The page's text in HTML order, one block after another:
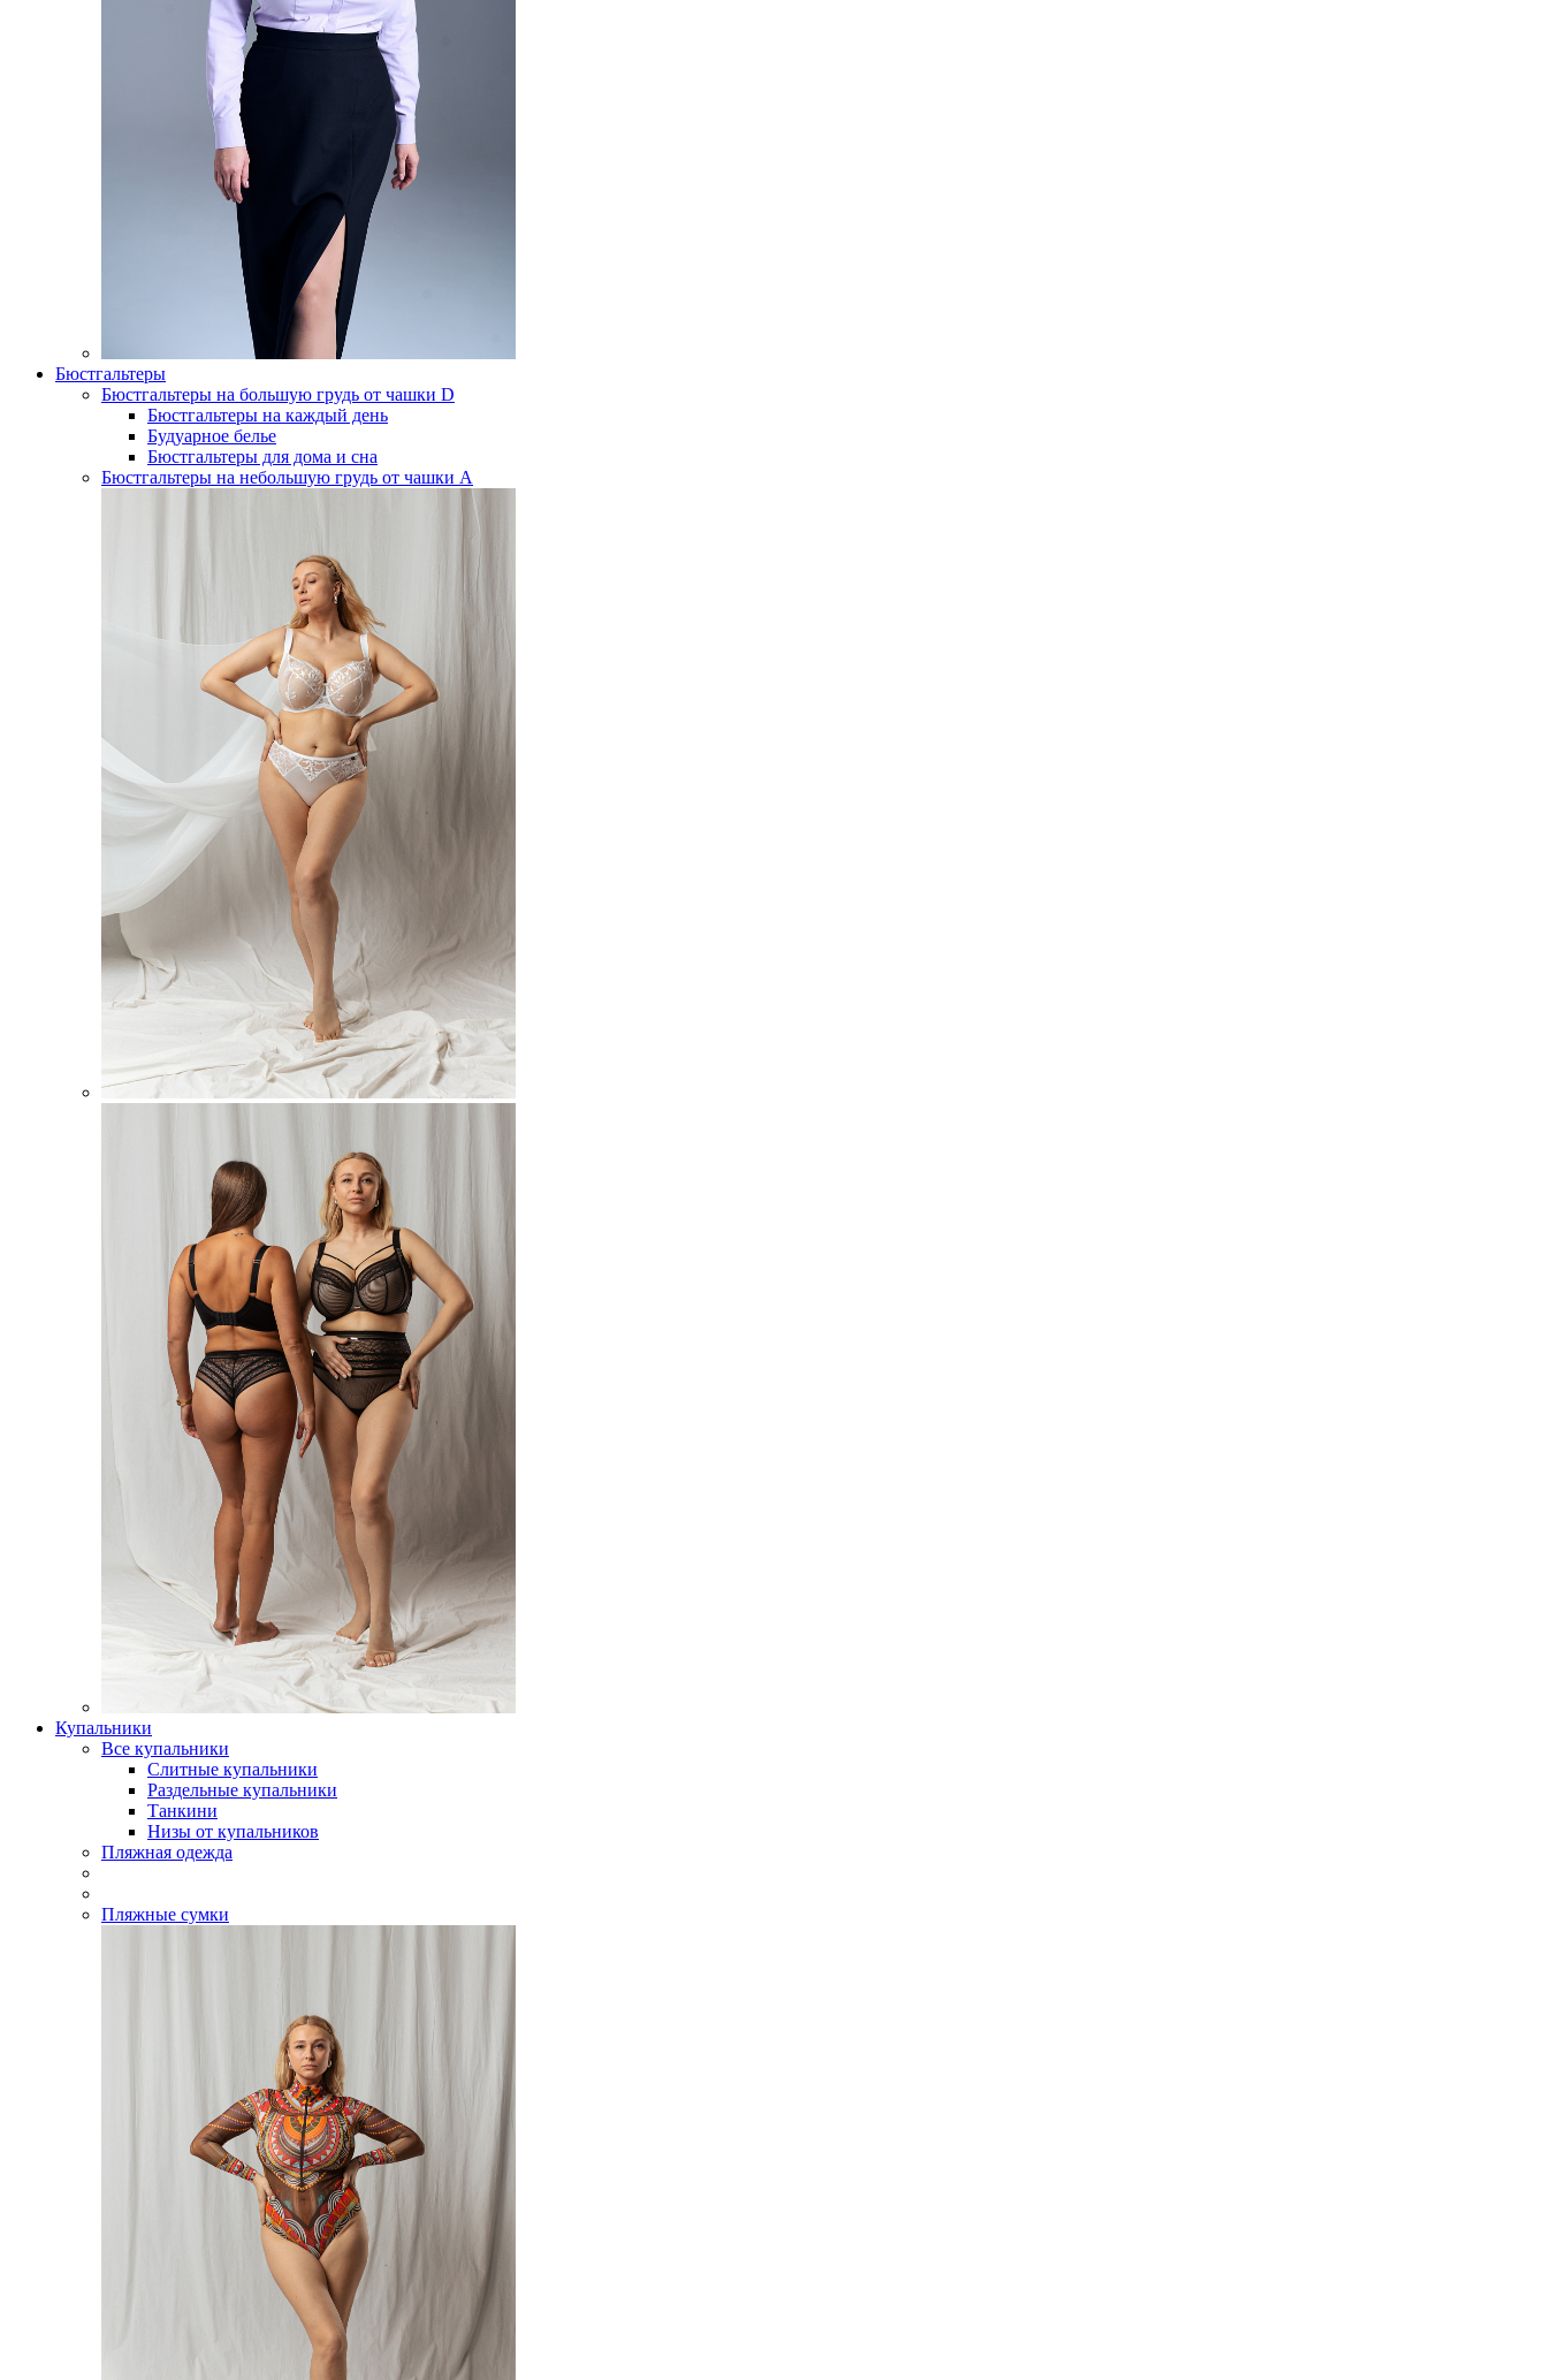
Бюстгальтеры
Бюстгальтеры на большую грудь от чашки D
Бюстгальтеры на каждый день
Будуарное белье
Бюстгальтеры для дома и сна
Бюстгальтеры на небольшую грудь от чашки А
Купальники
Все купальники
Слитные купальники
Раздельные купальники
Танкини
Низы от купальников
Пляжная одежда
Пляжные сумки